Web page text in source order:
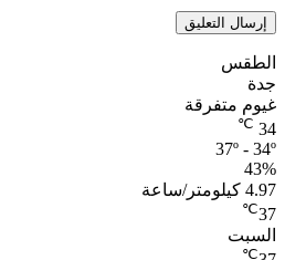
الطقس
جدة
غيوم متفرقة
34
℃
37º - 34º
43%
4.97 كيلومتر/ساعة
37
℃
السبت
℃